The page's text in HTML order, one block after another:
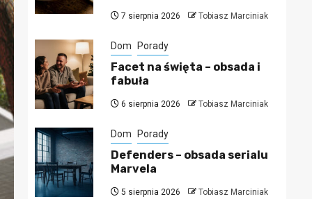
7 sierpnia 2026 Tobiasz Marciniak
Dom Porady
Facet na święta – obsada i
fabuła
6 sierpnia 2026 Tobiasz Marciniak
Dom Porady
Defenders – obsada serialu
Marvela
5 sierpnia 2026 Tobiasz Marciniak